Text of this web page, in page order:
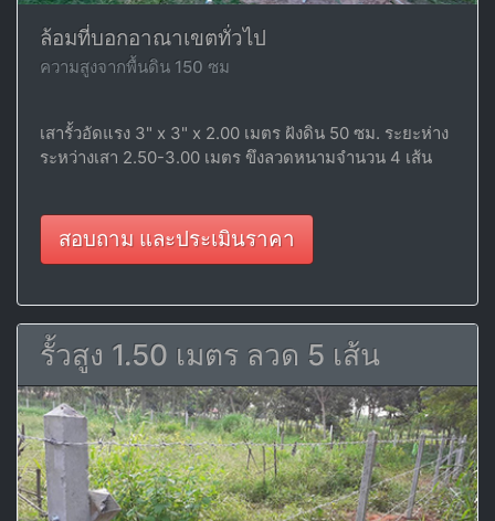
ล้อมที่บอกอาณาเขตทั่วไป
ความสูงจากพื้นดิน 150 ซม
เสารั้วอัดแรง 3" x 3" x 2.00 เมตร ฝังดิน 50 ซม. ระยะห่าง
ระหว่างเสา 2.50-3.00 เมตร ขึงลวดหนามจำนวน 4 เส้น
สอบถาม และประเมินราคา
รั้วสูง 1.50 เมตร ลวด 5 เส้น